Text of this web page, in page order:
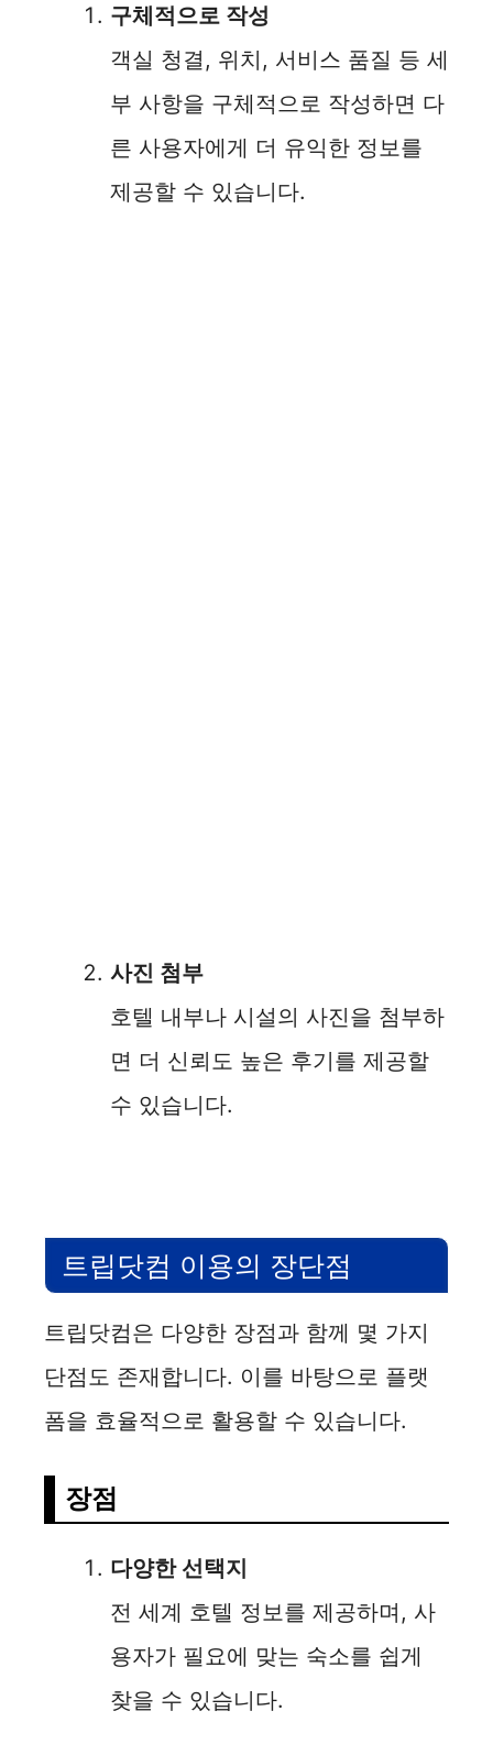
구체적으로 작성
객실 청결, 위치, 서비스 품질 등 세
부 사항을 구체적으로 작성하면 다
른 사용자에게 더 유익한 정보를
제공할 수 있습니다.
사진 첨부
호텔 내부나 시설의 사진을 첨부하
면 더 신뢰도 높은 후기를 제공할
수 있습니다.
트립닷컴 이용의 장단점
트립닷컴은 다양한 장점과 함께 몇 가지
단점도 존재합니다. 이를 바탕으로 플랫
폼을 효율적으로 활용할 수 있습니다.
장점
다양한 선택지
전 세계 호텔 정보를 제공하며, 사
용자가 필요에 맞는 숙소를 쉽게
찾을 수 있습니다.